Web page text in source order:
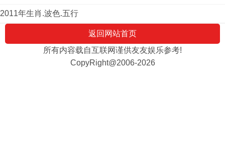
2011年生肖.波色.五行
返回网站首页
所有内容载自互联网谨供友友娱乐参考!
CopyRight@2006-2026